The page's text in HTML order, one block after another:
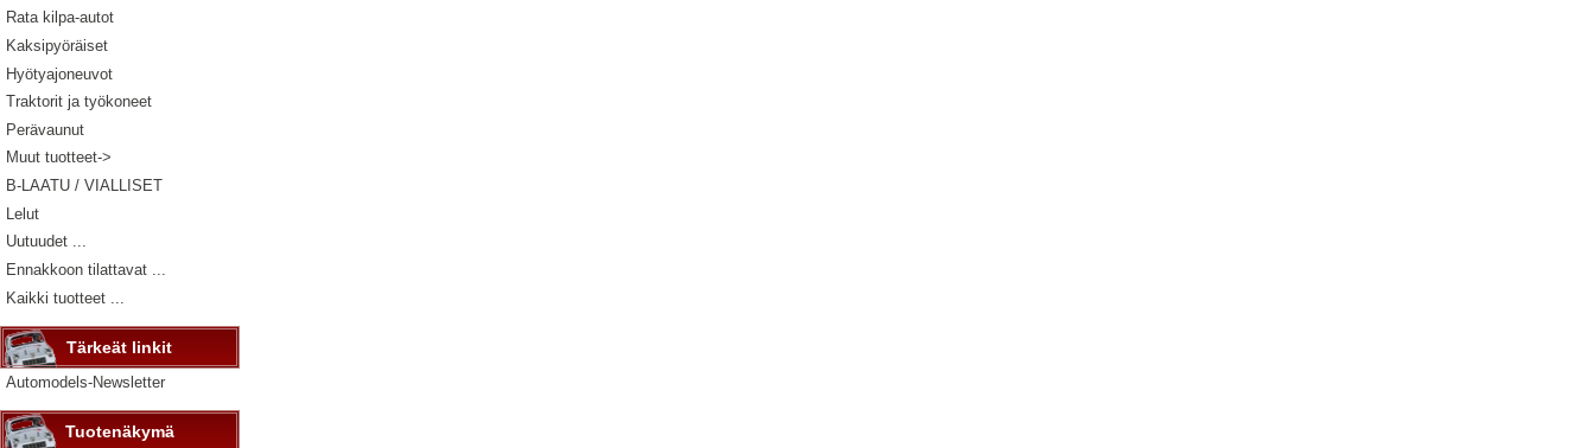
Rata kilpa-autot
Kaksipyöräiset
Hyötyajoneuvot
Traktorit ja työkoneet
Perävaunut
Muut tuotteet->
B-LAATU / VIALLISET
Lelut
Uutuudet ...
Ennakkoon tilattavat ...
Kaikki tuotteet ...
Tärkeät linkit
Automodels-Newsletter
Tuotenäkymä